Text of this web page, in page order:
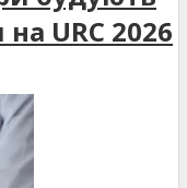
URC 2026